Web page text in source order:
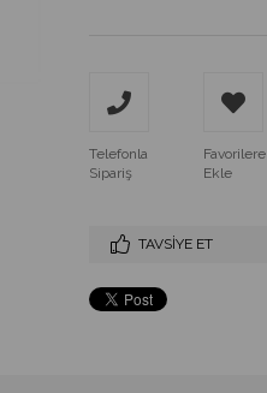
Telefonla
Sipariş
Favorilere
Ekle
TAVSIYE ET